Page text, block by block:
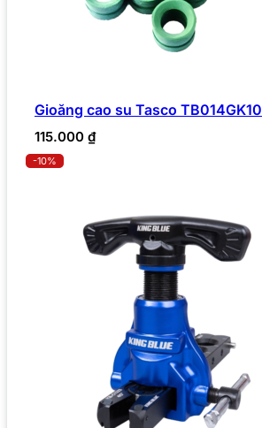
Gioăng cao su Tasco TB014GK10
115.000 ₫
-10%